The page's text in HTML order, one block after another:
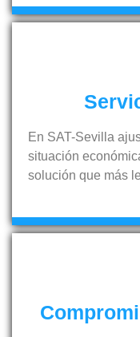
En SAT-Sevilla
situación
solución que más